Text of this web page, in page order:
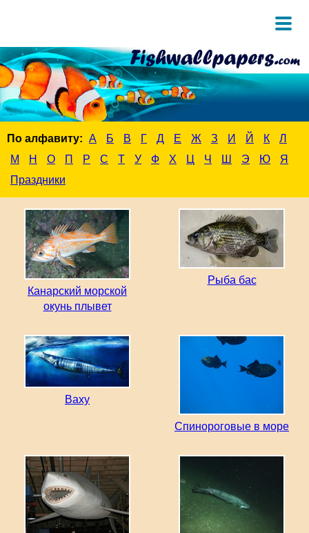
По алфавиту: А Б В Г Д Е Ж З И Й К
Л
М
Н О П Р С Т У Ф Х Ц Ч Ш Э Ю
Я
Праздники
Канарский морской
окунь плывет
Рыба бас
Ваху
Спинороговые в море